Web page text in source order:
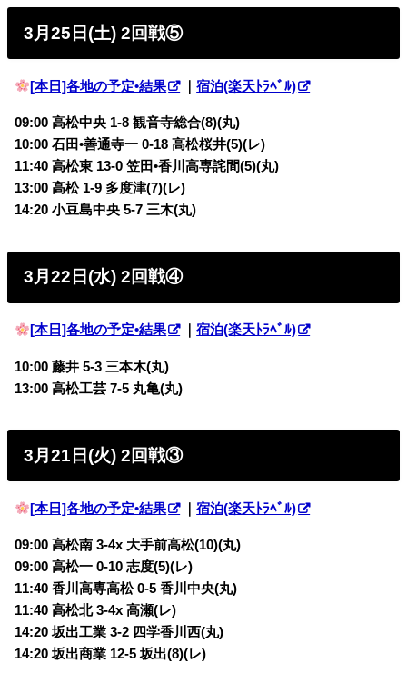
3月25日(土) 2回戦⑤
[本日]各地の予定•結果 ｜宿泊(楽天ﾄﾗﾍﾞﾙ)
09:00 高松中央 1-8 観音寺総合(8)(丸)
10:00 石田•善通寺一 0-18 高松桜井(5)(レ)
11:40 高松東 13-0 笠田•香川高専詫間(5)(丸)
13:00 高松 1-9 多度津(7)(レ)
14:20 小豆島中央 5-7 三木(丸)
3月22日(水) 2回戦④
[本日]各地の予定•結果 ｜宿泊(楽天ﾄﾗﾍﾞﾙ)
10:00 藤井 5-3 三本木(丸)
13:00 高松工芸 7-5 丸亀(丸)
3月21日(火) 2回戦③
[本日]各地の予定•結果 ｜宿泊(楽天ﾄﾗﾍﾞﾙ)
09:00 高松南 3-4x 大手前高松(10)(丸)
09:00 高松一 0-10 志度(5)(レ)
11:40 香川高専高松 0-5 香川中央(丸)
11:40 高松北 3-4x 高瀬(レ)
14:20 坂出工業 3-2 四学香川西(丸)
14:20 坂出商業 12-5 坂出(8)(レ)